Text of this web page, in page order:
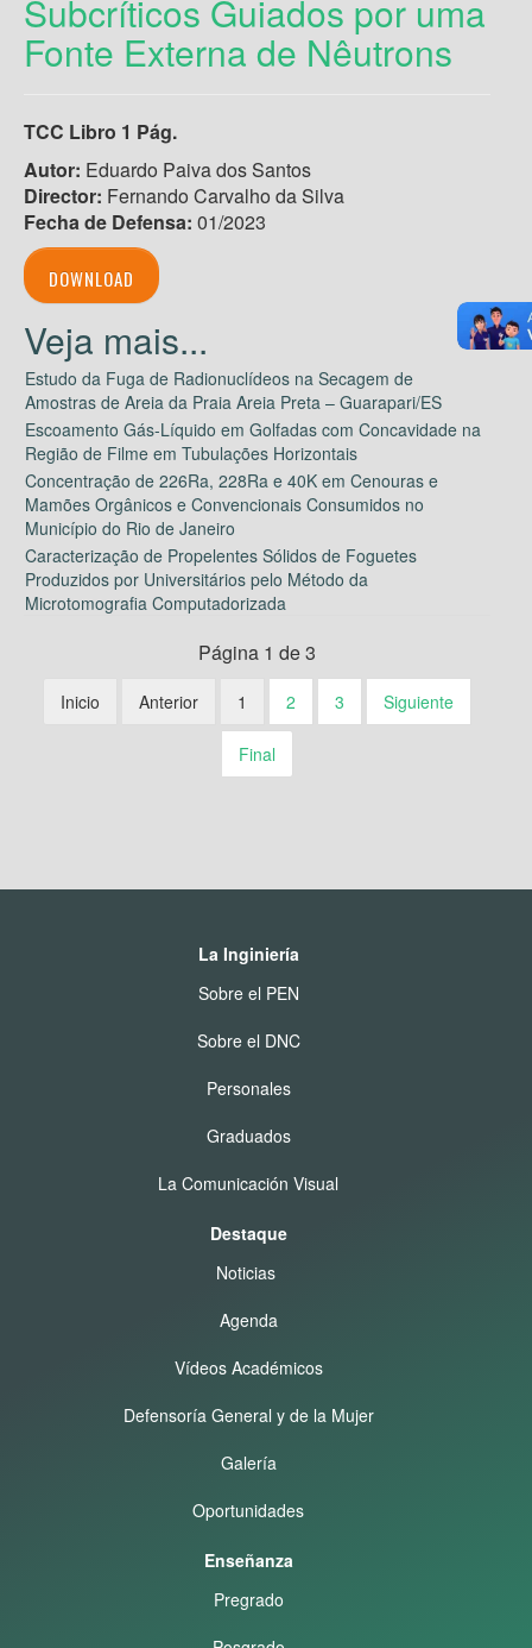
Subcríticos Guiados por uma
Fonte Externa de Nêutrons
TCC Libro 1 Pág.
Autor: Eduardo Paiva dos Santos
Director: Fernando Carvalho da Silva
Fecha de Defensa: 01/2023
DOWNLOAD
Estudo da Fuga de Radionuclídeos na Secagem de
Amostras de Areia da Praia Areia Preta – Guarapari/ES
Escoamento Gás-Líquido em Golfadas com Concavidade na
Região de Filme em Tubulações Horizontais
Concentração de 226Ra, 228Ra e 40K em Cenouras e
Mamões Orgânicos e Convencionais Consumidos no
Município do Rio de Janeiro
Caracterização de Propelentes Sólidos de Foguetes
Produzidos por Universitários pelo Método da
Microtomografia Computadorizada
Página 1 de 3
Inicio Anterior 1 2 3 Siguiente
Final
La Inginiería
Sobre el PEN
Sobre el DNC
Personales
Graduados
La Comunicación Visual
Destaque
Noticias
Agenda
Vídeos Académicos
Defensoría General y de la Mujer
Galería
Oportunidades
Enseñanza
Pregrado